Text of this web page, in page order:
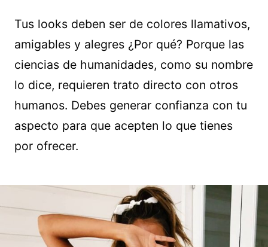
Tus looks deben ser de colores llamativos,
amigables y alegres ¿Por qué? Porque las
ciencias de humanidades, como su nombre
lo dice, requieren trato directo con otros
humanos. Debes generar confianza con tu
aspecto para que acepten lo que tienes
por ofrecer.